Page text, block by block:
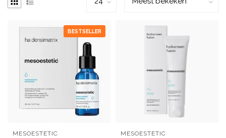
BESTSELLER
MESOESTETIC MESOESTETIC